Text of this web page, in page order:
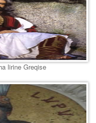
lirine Greqise